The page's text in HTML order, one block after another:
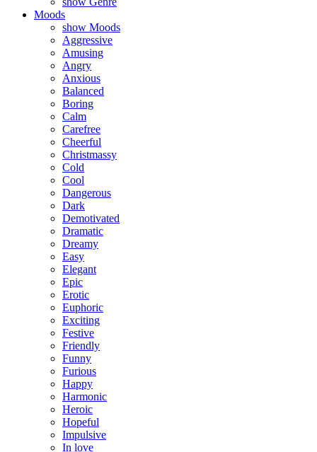
Moods
show Moods
Aggressive
Amusing
Angry
Anxious
Balanced
Boring
Calm
Carefree
Cheerful
Christmassy
Cold
Cool
Dangerous
Dark
Demotivated
Dramatic
Dreamy
Easy
Elegant
Epic
Erotic
Euphoric
Exciting
Festive
Friendly
Funny
Furious
Happy
Harmonic
Heroic
Hopeful
Impulsive
In love